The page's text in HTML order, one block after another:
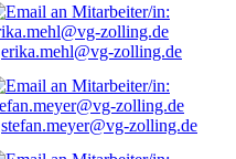
erika.mehl@vg-zolling.de
stefan.meyer@vg-zolling.de